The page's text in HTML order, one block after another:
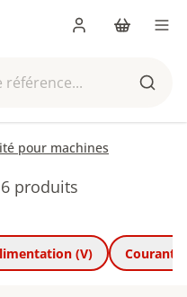
Panier
pour machines
6 produits
(V) Courant